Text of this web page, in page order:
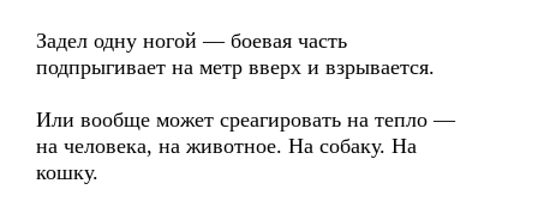
Задел одну ногой — боевая часть
подпрыгивает на метр вверх и взрывается.
Или вообще может среагировать на тепло —
на человека, на животное. На собаку. На
кошку.